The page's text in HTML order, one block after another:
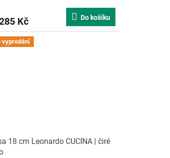
Kč Do košíku
vyprodání
18 cm Leonardo CUCINA | čiré